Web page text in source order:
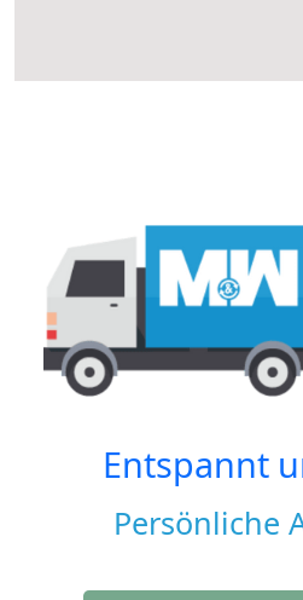
Entspannt
Persönliche